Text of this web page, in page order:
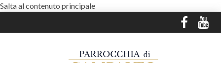
Salta al contenuto principale